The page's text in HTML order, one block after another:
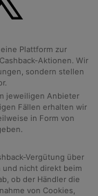
Plattform zur
Aktionen. Wir
sondern stellen
jeweiligen Anbieter
Fällen erhalten wir
in Form von
Vergütung über
und nicht direkt beim
ob der Händler die
von Cookies,